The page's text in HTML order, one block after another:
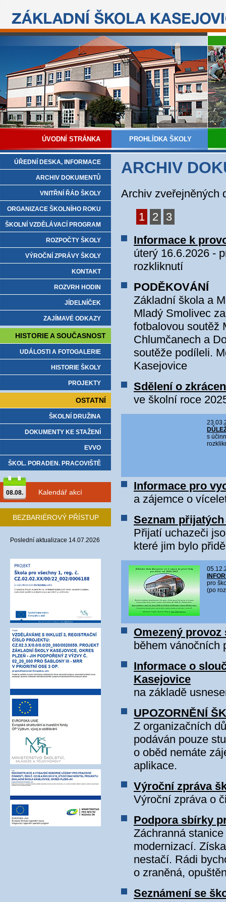
ÚVODNÍ STRÁNKA PROHLÍDKA ŠKOLY
ARCHIV
Archiv zveřejněných
1
2
3
Informace k
úterý 16.6.2026 -
rozkliknutí
PODĚKOVÁNÍ
Základní škola a
Mladý Smolivec
fotbalovou soutěž
Chlumčanech a
soutěže podíleli.
Kasejovice
Sdělení o
ve školní roce
s
Informace pro
a zájemce o
Seznam
Přijatí uchazeči
které jim bylo
pro
(po
Omezený
během vánočních
Informace o
Kasejovice
na základě
UPOZORNĚNÍ
Z organizačních
podáván pouze
o oběd nemáte
aplikace.
Výroční zpráva
Výroční zpráva o
Podpora sbírky
Záchranná
modernizací.
nestačí. Rádi
o zraněná,
Seznámení se
ÚŘEDNÍ DESKA, INFORMACE
ARCHIV DOKUMENTŮ
VNITŘNÍ ŘÁD ŠKOLY
ORGANIZACE ŠKOLNÍHO ROKU
ŠKOLNÍ VZDĚLÁVACÍ PROGRAM
ROZPOČTY ŠKOLY
VÝROČNÍ ZPRÁVY ŠKOLY
KONTAKT
ROZVRH HODIN
JÍDELNÍČEK
ZAJÍMAVÉ ODKAZY
HISTORIE A SOUČASNOST
UDÁLOSTI A FOTOGALERIE
HISTORIE ŠKOLY
PROJEKTY
OSTATNÍ
ŠKOLNÍ DRUŽINA
DOKUMENTY KE STAŽENÍ
EVVO
ŠKOL. PORADEN. PRACOVIŠTĚ
08.08. Kalendář akcí
BEZBARIÉROVÝ PŘÍSTUP
Poslední aktualizace 14.07.2026